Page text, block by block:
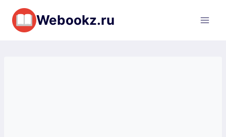
Перейти
содержимому
Webookz.ru